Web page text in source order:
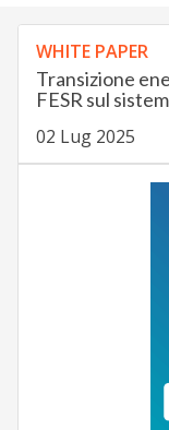
WHITE PAPER
Transizione
FESR sul
02 Lug 2025